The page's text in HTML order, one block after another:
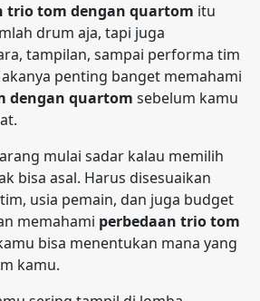
trio tom dengan quartom itu
drum aja, tapi juga
tampilan, sampai performa tim
penting banget memahami
dengan quartom sebelum kamu
mulai sadar kalau memilih
bisa asal. Harus disesuaikan
usia pemain, dan juga budget
memahami perbedaan trio tom
bisa menentukan mana yang
kamu.